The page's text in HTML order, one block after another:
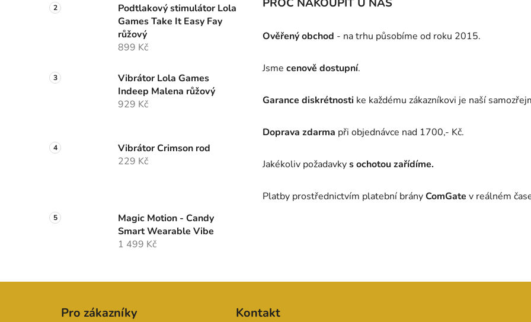
Podtlakový stimulátor Lola
Games Take It Easy Fay
růžový
899 Kč
Vibrátor Lola Games
Indeep Malena růžový
929 Kč
Vibrátor Crimson rod
229 Kč
Magic Motion - Candy
Smart Wearable Vibe
1 499 Kč
Ověřený obchod - na trhu působíme od roku 2015.
Jsme cenově dostupní.
Garance diskrétnosti ke každému zákazníkovi je naší
Doprava zdarma při objednávce nad 1700,- Kč.
Jakékoliv požadavkys ochotou zařídíme.
Platby prostřednictvím platební brányComGate v reálném
Pro zákazníky Kontakt